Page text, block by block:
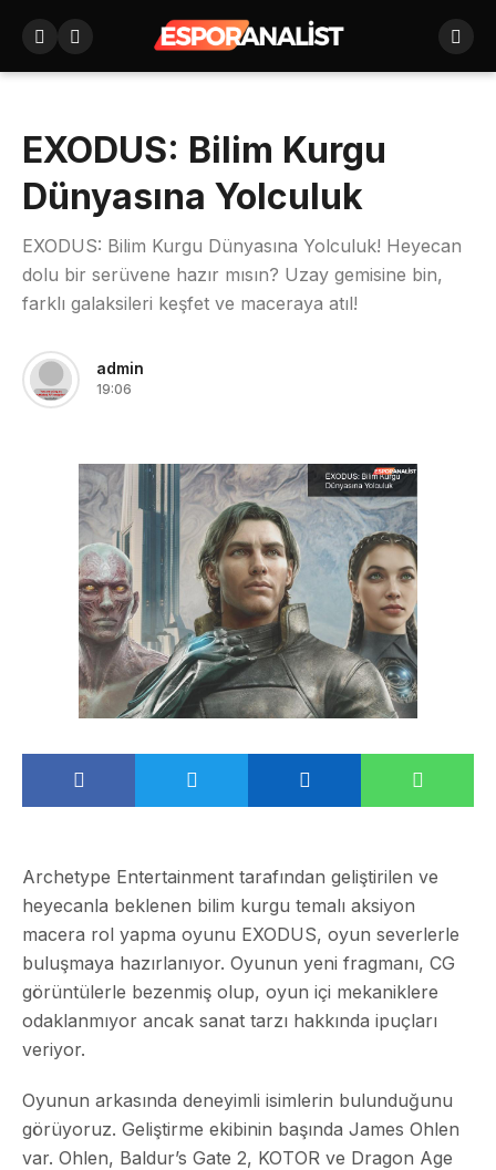
EXODUS: Bilim Kurgu
Dünyasına Yolculuk
EXODUS: Bilim Kurgu Dünyasına Yolculuk! Heyecan
dolu bir serüvene hazır mısın? Uzay gemisine bin,
farklı galaksileri keşfet ve maceraya atıl!
admin
19:06
Archetype Entertainment tarafından geliştirilen ve
heyecanla beklenen bilim kurgu temalı aksiyon
macera rol yapma oyunu EXODUS, oyun severlerle
buluşmaya hazırlanıyor. Oyunun yeni fragmanı, CG
görüntülerle bezenmiş olup, oyun içi mekaniklere
odaklanmıyor ancak sanat tarzı hakkında ipuçları
veriyor.
Oyunun arkasında deneyimli isimlerin bulunduğunu
görüyoruz. Geliştirme ekibinin başında James Ohlen
var. Ohlen, Baldur’s Gate 2, KOTOR ve Dragon Age